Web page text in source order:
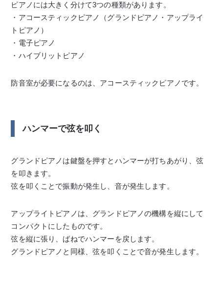
ピアノには大きく分けて3つの種類があります。
・アコースティックピアノ（グランドピアノ・アップライ
トピアノ）
・電子ピアノ
・ハイブリットピアノ
防音室が必要になるのは、アコースティックピアノです。
ハンマーで弦を叩く
グランドピアノは鍵盤を押すとハンマーが打ちあがり、弦
を叩きます。
弦を叩くことで振動が発生し、音が発生します。
アップライトピアノは、グランドピアノの機構を縦にして
コンパクトにしたものです。
弦を縦に張り、ばねでハンマーを戻します。
グランドピアノと同様、弦を叩くことで音が発生します。